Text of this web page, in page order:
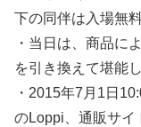
下の同伴は入場無料
・当日は、商品に
を引き換えて堪能
・2015年7月1日
のLoppi、通販サイ